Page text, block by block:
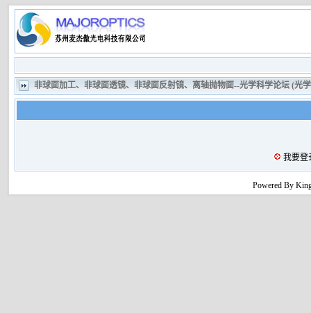
非球面加工、非球面透镜、非球面反射镜、离轴抛物面--光学科学论坛 (光
我要登
Powered By